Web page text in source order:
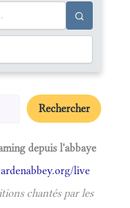
Rechercher
depuis l'abbaye
live
chantés par les